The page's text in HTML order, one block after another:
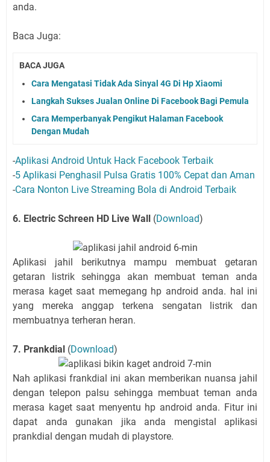
anda.
Baca Juga:
BACA JUGA
Cara Mengatasi Tidak Ada Sinyal 4G Di Hp Xiaomi
Langkah Sukses Jualan Online Di Facebook Bagi Pemula
Cara Memperbanyak Pengikut Halaman Facebook
Dengan Mudah
-Aplikasi Android Untuk Hack Facebook Terbaik
-5 Aplikasi Penghasil Pulsa Gratis 100% Cepat dan Aman
-Cara Nonton Live Streaming Bola di Android Terbaik
6. Electric Schreen HD Live Wall (Download)
Aplikasi jahil berikutnya mampu membuat getaran
getaran listrik sehingga akan membuat teman anda
merasa kaget saat memegang hp android anda. hal ini
yang mereka anggap terkena sengatan listrik dan
membuatnya terheran heran.
7. Prankdial (Download)
Nah aplikasi frankdial ini akan memberikan nuansa jahil
dengan telepon palsu sehingga membuat teman anda
merasa kaget saat menyentu hp android anda. Fitur ini
dapat anda gunakan jika anda mengistal aplikasi
prankdial dengan mudah di playstore.